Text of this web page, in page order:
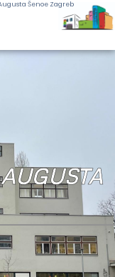
Šenoe Zagreb